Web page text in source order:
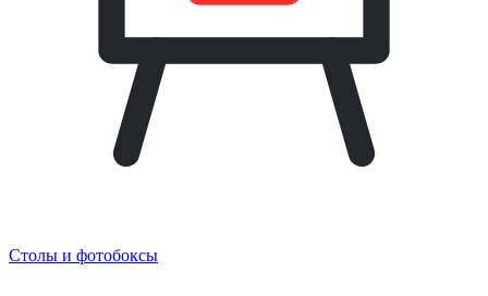
Столы и фотобоксы